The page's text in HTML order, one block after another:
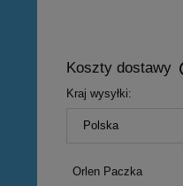
Koszty dostawy
Kraj wysyłki:
Orlen Paczka